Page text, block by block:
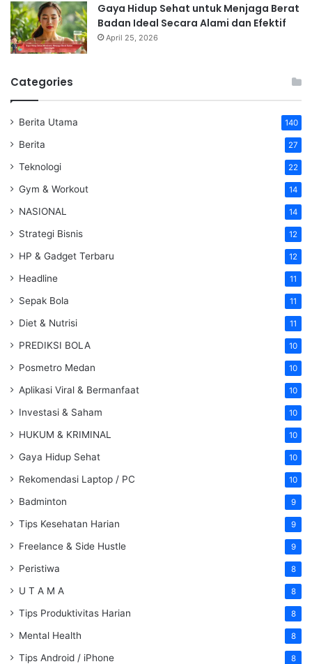
Gaya Hidup Sehat untuk Menjaga Berat
Badan Ideal Secara Alami dan Efektif
April 25, 2026
Categories
Berita Utama 140
Berita 27
Teknologi 22
Gym & Workout 14
NASIONAL 14
Strategi Bisnis 12
HP & Gadget Terbaru 12
Headline 11
Sepak Bola 11
Diet & Nutrisi 11
PREDIKSI BOLA 10
Posmetro Medan 10
Aplikasi Viral & Bermanfaat 10
Investasi & Saham 10
HUKUM & KRIMINAL 10
Gaya Hidup Sehat 10
Rekomendasi Laptop / PC 10
Badminton 9
Tips Kesehatan Harian 9
Freelance & Side Hustle 9
Peristiwa 8
U T A M A 8
Tips Produktivitas Harian 8
Mental Health 8
Tips Android / iPhone 8